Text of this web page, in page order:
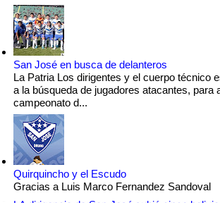
San José en busca de delanteros
La Patria Los dirigentes y el cuerpo técnico
a la búsqueda de jugadores atacantes, para
campeonato d...
Quirquincho y el Escudo
Gracias a Luis Marco Fernandez Sandoval